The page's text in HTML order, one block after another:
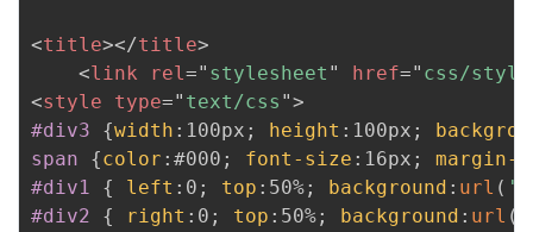
<title></title>
<link rel=" stylesheet " href=" css/
<style type=" text/css ">
#div3
{width : 100px ; height : 100px ;
span
{color : #000 ; font-size : 16px ;
margin-
#div1
{ left : 0 ; top : 50%; background : url (
#div2
{ right : 0 ; top : 50%; background : url (